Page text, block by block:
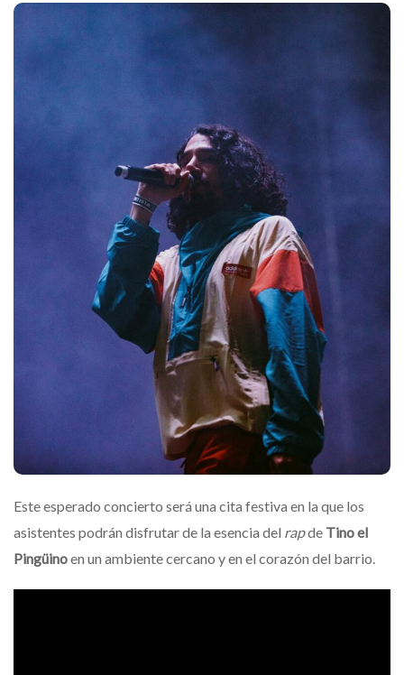
Este esperado concierto será una cita festiva en la que los
asistentes podrán disfrutar de la esencia del rapde Tino el
Pingüinoen un ambiente cercano y en el corazón del barrio.